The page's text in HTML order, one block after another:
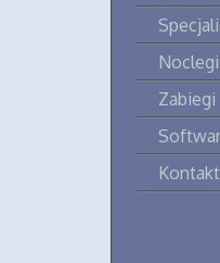
Noclegi
Zabiegi
Kontakt